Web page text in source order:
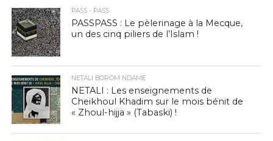
PASS - PASS
PASSPASS : Le pèlerinage à la Mecque,
un des cinq piliers de l’Islam !
NETALI BOROM NDAME
NETALI : Les enseignements de
Cheikhoul Khadim sur le mois bénit de
« Zhoul-hijja » (Tabaski) !